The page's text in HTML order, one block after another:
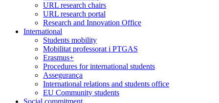
URL research chairs
URL research portal
Research and Innovation Office
International
Students mobility
Mobilitat professorat i PTGAS
Erasmus+
Procedures for international students
Assegurança
International relations and students office
EU Community students
Social commitment